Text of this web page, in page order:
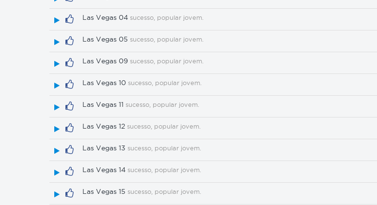
Las Vegas 04 sucesso, popular jovem.
Las Vegas 05 sucesso, popular jovem.
Las Vegas 09 sucesso, popular jovem.
Las Vegas 10 sucesso, popular jovem.
Las Vegas 11 sucesso, popular jovem.
Las Vegas 12 sucesso, popular jovem.
Las Vegas 13 sucesso, popular jovem.
Las Vegas 14 sucesso, popular jovem.
Las Vegas 15 sucesso, popular jovem.